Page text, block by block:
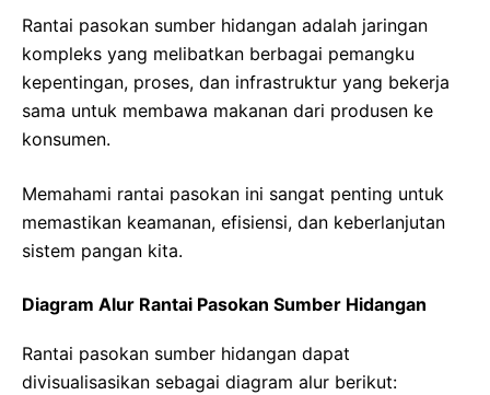
Rantai pasokan sumber hidangan adalah jaringan
kompleks yang melibatkan berbagai pemangku
kepentingan, proses, dan infrastruktur yang bekerja
sama untuk membawa makanan dari produsen ke
konsumen.
Memahami rantai pasokan ini sangat penting untuk
memastikan keamanan, efisiensi, dan keberlanjutan
sistem pangan kita.
Diagram Alur Rantai Pasokan Sumber Hidangan
Rantai pasokan sumber hidangan dapat
divisualisasikan sebagai diagram alur berikut: